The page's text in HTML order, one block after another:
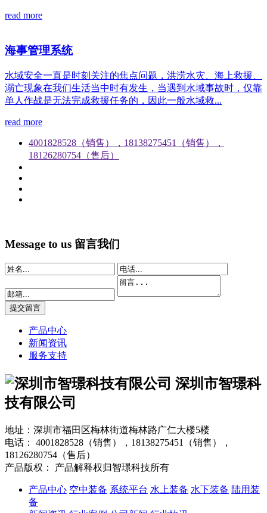
read more
海事管理系统
水域安全一直是时刻关注的焦点问题，洪涝水灾、海上救援、
溺亡现象在我们生活当中时有发生，当遇到水域事故时，仅靠
单人作战是无法完成救援任务的，因此一般水域救...
read more
4001828528（销售），18138275451（销售），
18126280754（售后）
Message to us 留言我们
产品中心
新闻资讯
服务支持
深圳市智璟科
技有限公司
地址：深圳市福田区梅林街道梅林路广仁大楼5楼
电话： 4001828528（销售），18138275451（销售），
18126280754（售后）
产品版权： 产品解释权归智璟科技所有
产品中心 空中装备 系统平台 水上装备 水下装备 陆用装
备